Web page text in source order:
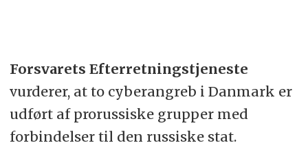
Forsvarets Efterretningstjeneste
vurderer, at to cyberangreb i Danmark er
udført af prorussiske grupper med
forbindelser til den russiske stat.